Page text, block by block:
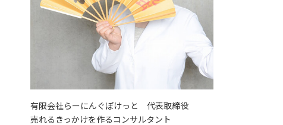
有限会社らーにんぐぽけっと 代表取締役
売れるきっかけを作るコンサルタント